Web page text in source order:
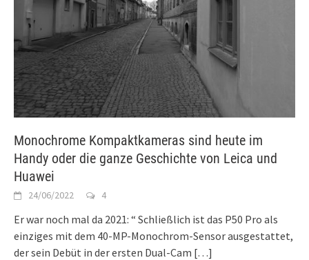
Monochrome Kompaktkameras sind heute im
Handy oder die ganze Geschichte von Leica und
Huawei
24/06/2022 4
Er war noch mal da 2021: “ Schließlich ist das P50 Pro als
einziges mit dem 40-MP-Monochrom-Sensor ausgestattet,
der sein Debüt in der ersten Dual-Cam […]